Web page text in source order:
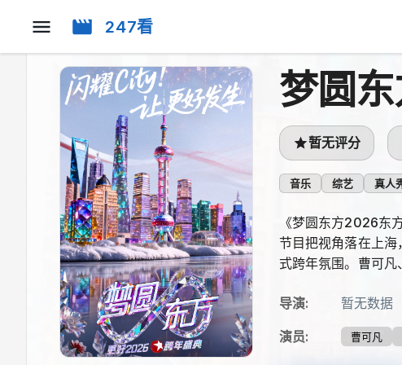
247看
梦圆
暂无评分
音乐 综艺 真人
《梦圆东方2026东
节目把视角落在上
式跨年氛围。曹可
导演: 暂无数据
演员: 曹可凡